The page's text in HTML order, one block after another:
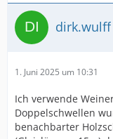
dirk.wulff
1. Juni 2025 um 10:31
Ich verwende
Doppelschwellen
benachbarter